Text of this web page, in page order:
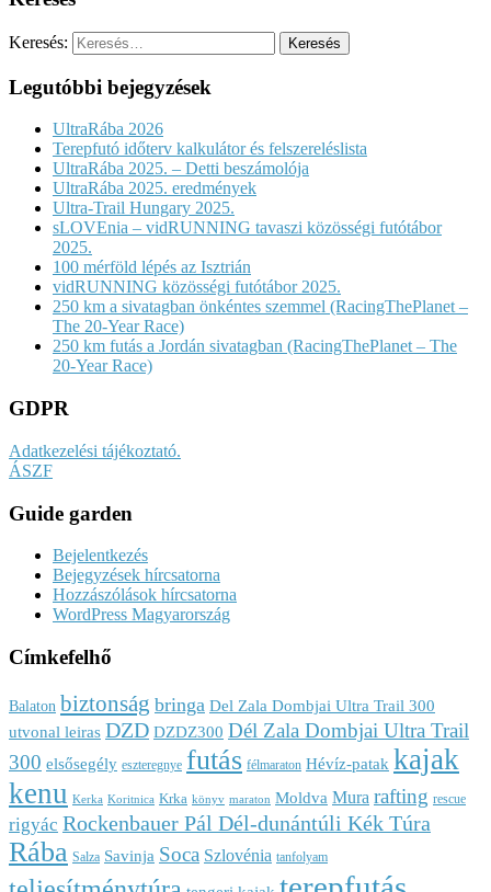
Keresés:
Legutóbbi bejegyzések
UltraRába 2026
Terepfutó időterv kalkulátor és felszereléslista
UltraRába 2025. – Detti beszámolója
UltraRába 2025. eredmények
Ultra-Trail Hungary 2025.
sLOVEnia – vidRUNNING tavaszi közösségi futótábor
2025.
100 mérföld lépés az Isztrián
vidRUNNING közösségi futótábor 2025.
250 km a sivatagban önkéntes szemmel (RacingThePlanet –
The 20-Year Race)
250 km futás a Jordán sivatagban (RacingThePlanet – The
20-Year Race)
GDPR
Adatkezelési tájékoztató.
ÁSZF
Guide garden
Bejelentkezés
Bejegyzések hírcsatorna
Hozzászólások hírcsatorna
WordPress Magyarország
Címkefelhő
Balaton biztonság bringa Del Zala Dombjai Ultra Trail 300
utvonal leiras DZD DZDZ300 Dél Zala Dombjai Ultra Trail
300 elsősegély eszteregnye futás félmaraton Hévíz-patak kajak
kenu Kerka Koritnica Krka könyv maraton Moldva Mura rafting rescue
rigyác Rockenbauer Pál Dél-dunántúli Kék Túra
Rába Salza Savinja Soca Szlovénia tanfolyam